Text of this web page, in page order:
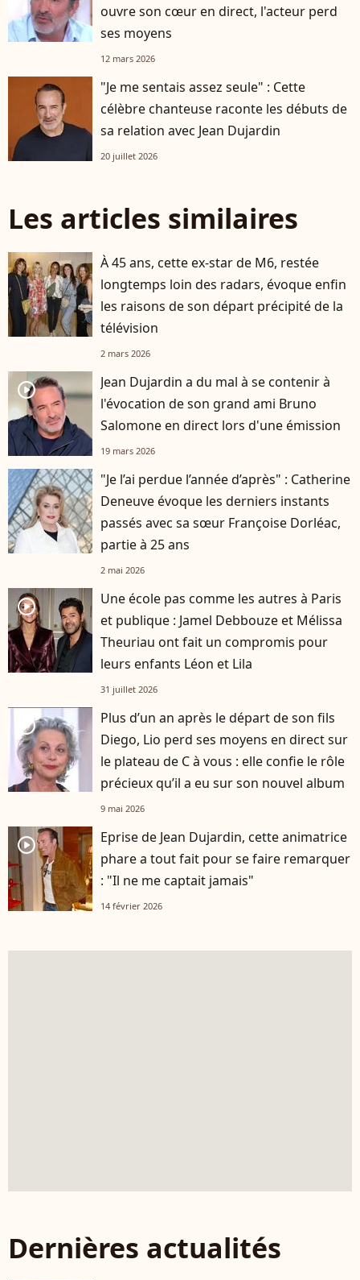
ouvre son cœur en direct, l'acteur perd
ses moyens
12 mars 2026
"Je me sentais assez seule" : Cette
célèbre chanteuse raconte les débuts de
sa relation avec Jean Dujardin
20 juillet 2026
Les articles similaires
À 45 ans, cette ex-star de M6, restée
longtemps loin des radars, évoque enfin
les raisons de son départ précipité de la
télévision
2 mars 2026
player2
Jean Dujardin a du mal à se contenir à
l'évocation de son grand ami Bruno
Salomone en direct lors d'une émission
19 mars 2026
"Je l’ai perdue l’année d’après" : Catherine
Deneuve évoque les derniers instants
passés avec sa sœur Françoise Dorléac,
partie à 25 ans
2 mai 2026
player2
Une école pas comme les autres à Paris
et publique : Jamel Debbouze et Mélissa
Theuriau ont fait un compromis pour
leurs enfants Léon et Lila
31 juillet 2026
player2
Plus d’un an après le départ de son fils
Diego, Lio perd ses moyens en direct sur
le plateau de C à vous : elle confie le rôle
précieux qu’il a eu sur son nouvel album
9 mai 2026
player2
Eprise de Jean Dujardin, cette animatrice
phare a tout fait pour se faire remarquer
: "Il ne me captait jamais"
14 février 2026
Dernières actualités